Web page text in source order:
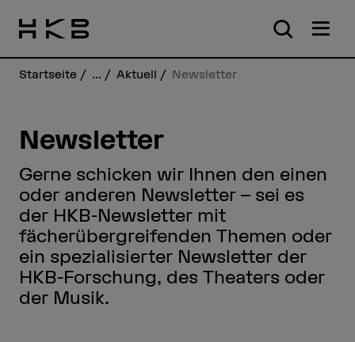
Startseite ... Aktuell Newsletter
Newsletter
Gerne schicken wir Ihnen den einen
oder anderen Newsletter – sei es
der HKB-Newsletter mit
fächerübergreifenden Themen oder
ein spezialisierter Newsletter der
HKB-Forschung, des Theaters oder
der Musik.